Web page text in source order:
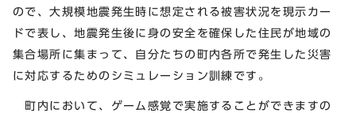
ので、大規模地震発生時に想定される被害状況を現示カー
ドで表し、地震発生後に身の安全を確保した住民が地域の
集合場所に集まって、自分たちの町内各所で発生した災害
に対応するためのシミュレーション訓練です。
町内において、ゲーム感覚で実施することができますの